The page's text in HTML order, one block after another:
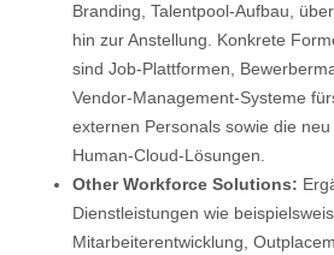
Branding, Talentpool-Aufbau,
hin zur Anstellung. Konkrete
sind Job-Plattformen,
Vendor-Management-Systeme
externen Personals sowie die
Human-Cloud-Lösungen.
Other Workforce Solutions:
Dienstleistungen wie
Mitarbeiterentwicklung,